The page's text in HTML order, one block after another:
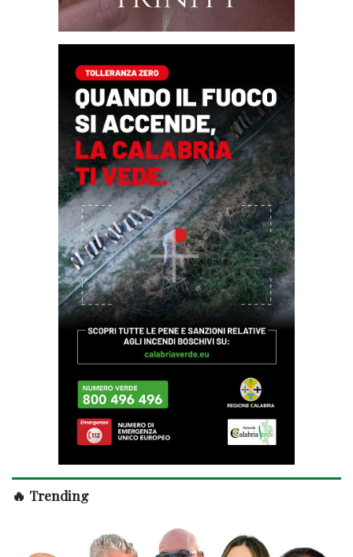
🔥 Trending